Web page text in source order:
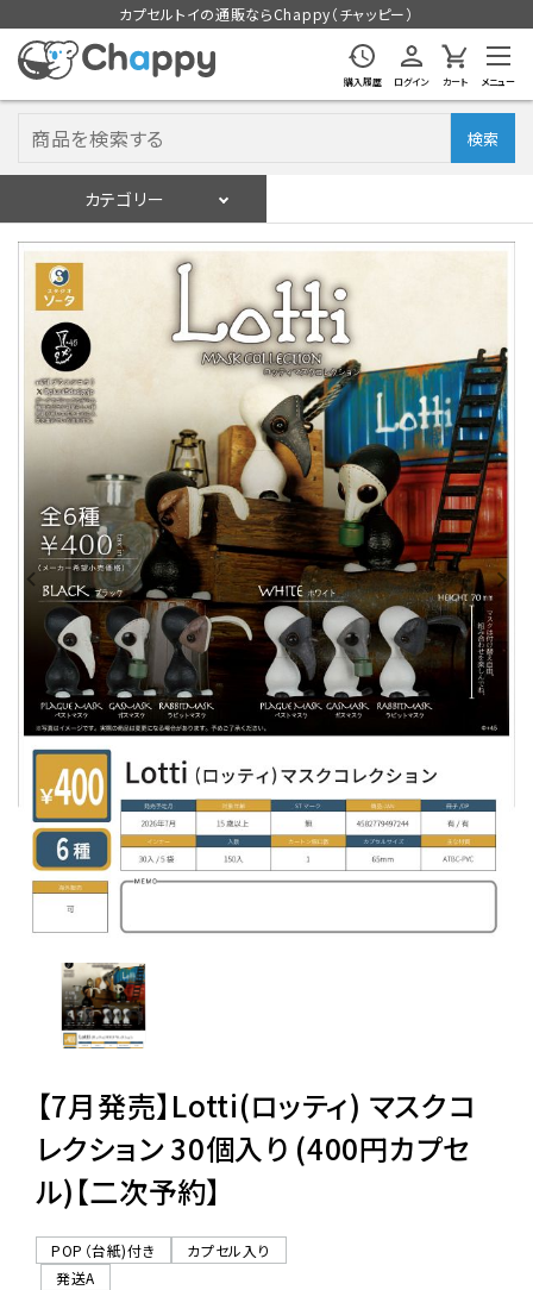
カプセルトイの通販ならChappy（チャッピー）
購入履歴 ログイン カート メニュー
検索
カテゴリー
ログイン 会員登録
入荷スケジュールをチェック
カプセルトイマシン本体
カプセルトイ
販促用空カプセル
レンタル
景品・玩具・文具
販促用カプセルトイ
よくあるご質問
ご利用ガイド
06-6282-7659
【7月発売】Lotti(ロッティ) マスクコ
レクション 30個入り (400円カプセ
ル)【二次予約】
POP（台紙)付き
カプセル入り
発送A